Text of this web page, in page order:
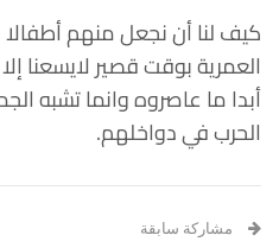
كيف لنا أن نجعل منهم
العمرية بوقت قصير لايسعنا
أبدا ما عاصروه وانما تشبه
الحرب في دواخلهم.
مشاركة سابقة